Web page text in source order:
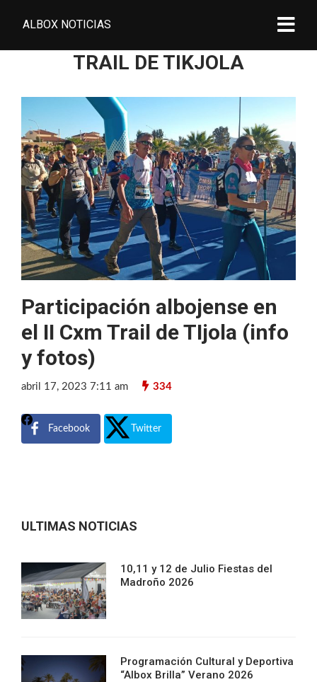
ALBOX NOTICIAS
TRAIL DE TIKJOLA
Participación albojense en
el II Cxm Trail de TIjola (info
y fotos)
abril 17, 2023 7:11 am 334
Facebook Twitter
ULTIMAS NOTICIAS
10,11 y 12 de Julio Fiestas del
Madroño 2026
Programación Cultural y Deportiva
“Albox Brilla” Verano 2026